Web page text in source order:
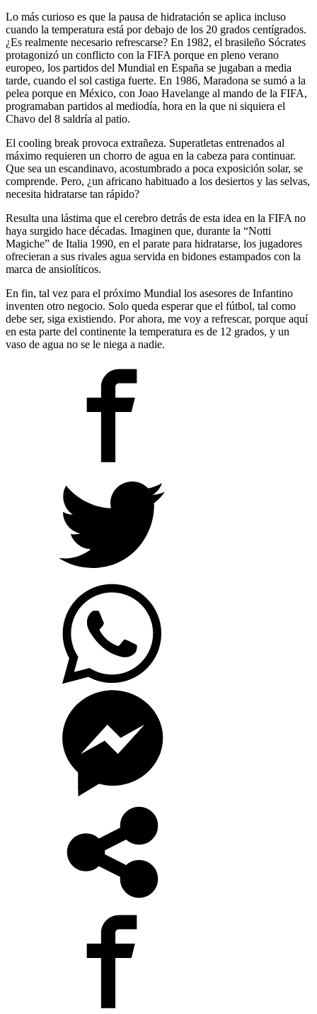
Lo más curioso es que la pausa de hidratación se aplica incluso
cuando la temperatura está por debajo de los 20 grados centígrados.
¿Es realmente necesario refrescarse? En 1982, el brasileño Sócrates
protagonizó un conflicto con la FIFA porque en pleno verano
europeo, los partidos del Mundial en España se jugaban a media
tarde, cuando el sol castiga fuerte. En 1986, Maradona se sumó a la
pelea porque en México, con Joao Havelange al mando de la FIFA,
programaban partidos al mediodía, hora en la que ni siquiera el
Chavo del 8 saldría al patio.
El cooling break provoca extrañeza. Superatletas entrenados al
máximo requieren un chorro de agua en la cabeza para continuar.
Que sea un escandinavo, acostumbrado a poca exposición solar, se
comprende. Pero, ¿un africano habituado a los desiertos y las selvas,
necesita hidratarse tan rápido?
Resulta una lástima que el cerebro detrás de esta idea en la FIFA no
haya surgido hace décadas. Imaginen que, durante la “Notti
Magiche” de Italia 1990, en el parate para hidratarse, los jugadores
ofrecieran a sus rivales agua servida en bidones estampados con la
marca de ansiolíticos.
En fin, tal vez para el próximo Mundial los asesores de Infantino
inventen otro negocio. Solo queda esperar que el fútbol, tal como
debe ser, siga existiendo. Por ahora, me voy a refrescar, porque aquí
en esta parte del continente la temperatura es de 12 grados, y un
vaso de agua no se le niega a nadie.